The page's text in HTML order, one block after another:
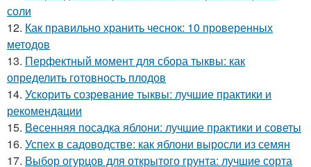
соли
12. Как правильно хранить чеснок: 10 проверенных
методов
13. Перфектный момент для сбора тыквы: как
определить готовность плодов
14. Ускорить созревание тыквы: лучшие практики и
рекомендации
15. Весенняя посадка яблони: лучшие практики и советы
16. Успех в садоводстве: как яблони выросли из семян
17. Выбор огурцов для открытого грунта: лучшие сорта